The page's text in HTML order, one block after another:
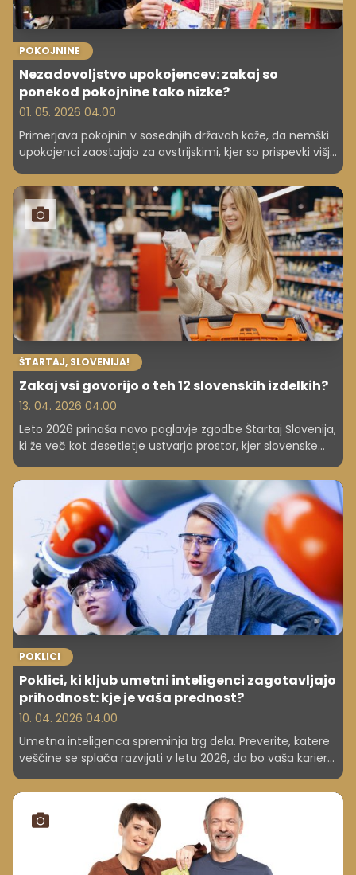
POKOJNINE
Nezadovoljstvo upokojencev: zakaj so
ponekod pokojnine tako nizke?
01. 05. 2026 04.00
Primerjava pokojnin v sosednjih državah kaže, da nemški
upokojenci zaostajajo za avstrijskimi, kjer so prispevki višji,
sistem pa bolj centraliziran. Nezadovoljstvo upokojencev
je torej prisotno tudi v drugih evropskih državah in ne le
pri nas.
ŠTARTAJ, SLOVENIJA!
Zakaj vsi govorijo o teh 12 slovenskih izdelkih?
13. 04. 2026 04.00
Leto 2026 prinaša novo poglavje zgodbe Štartaj Slovenija,
ki že več kot desetletje ustvarja prostor, kjer slovenske
ideje postajajo kakovostni, zaupanja vredni in trajni izdelki.
Platforma je v tem času postala pravi simbol
slovenskega podjetništva, kjer inovativnost, kakovost in
strast srečajo podporo skupnosti. Letošnja, 11. sezona, je
še posebej posebna, saj na oder stopa 12 legendarnih
znamk, ki so zrasle z nami, osvojile zaupanje kupcev in
postale del vsakodnevnih ritualov.
POKLICI
Poklici, ki kljub umetni inteligenci zagotavljajo
prihodnost: kje je vaša prednost?
10. 04. 2026 04.00
Umetna inteligenca spreminja trg dela. Preverite, katere
veščine se splača razvijati v letu 2026, da bo vaša kariera